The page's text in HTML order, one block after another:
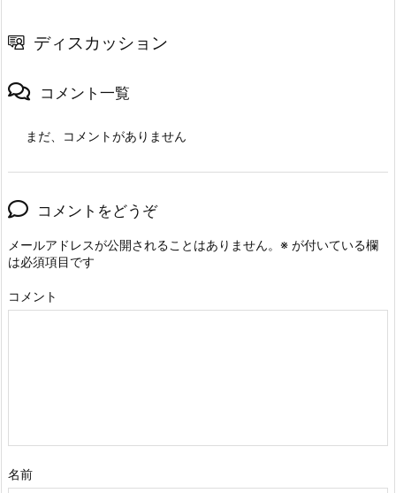
ディスカッション
コメント一覧
まだ、コメントがありません
コメントをどうぞ
メールアドレスが公開されることはありません。 ※ が付いている欄
は必須項目です
コメント
名前